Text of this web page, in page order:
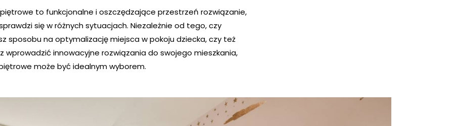
piętrowe to funkcjonalne i oszczędzające przestrzeń rozwiązanie,
się w różnych sytuacjach. Niezależnie od tego, czy
sposobu na optymalizację miejsca w pokoju dziecka, czy też
wprowadzić innowacyjne rozwiązania do swojego mieszkania,
może być idealnym wyborem.